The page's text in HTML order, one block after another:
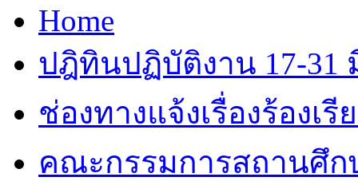
Home
ปฎิทินปฏิบัติงาน 17-31
ช่องทางแจ้งเรื่องร้องเ
คณะกรรมการสถานศึก